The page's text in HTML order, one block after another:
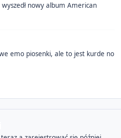
nowy album American
emo piosenki, ale to jest kurde no